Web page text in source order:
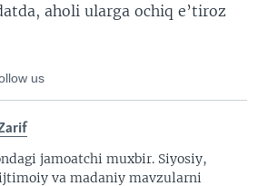
aholi ularga ochiq e’tiroz
us
jamoatchi muxbir. Siyosiy,
va madaniy mavzularni